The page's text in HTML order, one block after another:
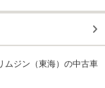
ムジン（東海）の中古車